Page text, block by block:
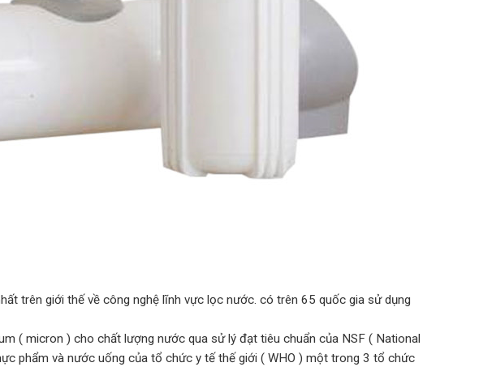
trên giới thế về công nghệ lĩnh vực lọc nước. có trên 65 quốc gia sử dụng
( micron ) cho chất lượng nước qua sử lý đạt tiêu chuẩn của NSF ( National
phẩm và nước uống của tổ chức y tế thế giới ( WHO ) một trong 3 tổ chức